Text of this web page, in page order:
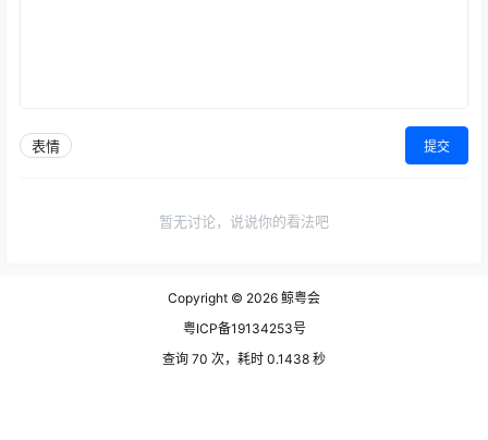
表情 提交
暂无讨论，说说你的看法吧
Copyright © 2026 鲸粤会
粤ICP备19134253号
查询 70 次，耗时 0.1438 秒